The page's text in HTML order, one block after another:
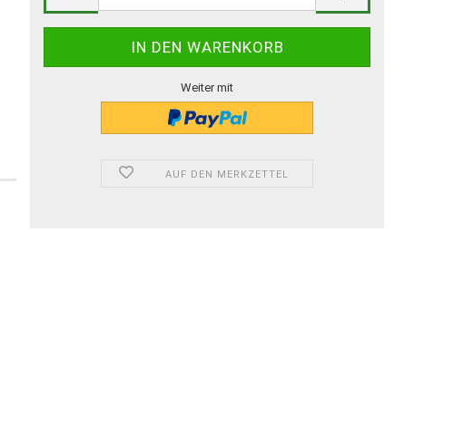
Weiter mit
AUF DEN MERKZETTEL